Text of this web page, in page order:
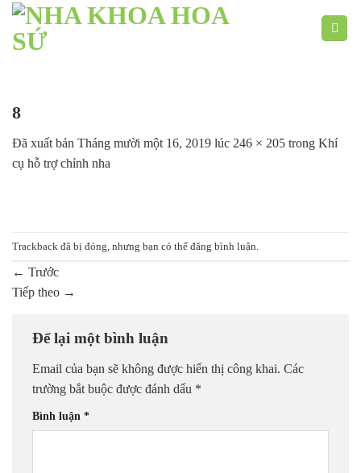
Chuyển
nội
8
Đã xuất bản Tháng mười một 16, 2019 lúc 246 × 205 trong Khí
cụ hỗ trợ chỉnh nha
Trackback đã bị đóng, nhưng bạn có thể đăng bình luận
← Trước
Tiếp theo →
Để lại một bình luận
Email của bạn sẽ không được hiển thị công khai. Các
trường bắt buộc được đánh dấu *
Bình luận *